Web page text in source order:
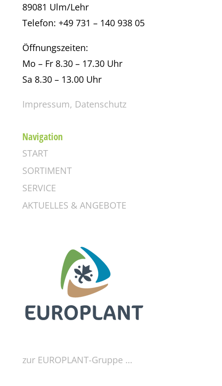
89081 Ulm/Lehr
Telefon: +49 731 – 140 938 05
Öffnungszeiten:
Mo – Fr 8.30 – 17.30 Uhr
Sa 8.30 – 13.00 Uhr
Impressum, Datenschutz
Navigation
START
SORTIMENT
SERVICE
AKTUELLES & ANGEBOTE
zur EUROPLANT-Gruppe …